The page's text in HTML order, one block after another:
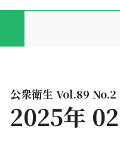
公衆衛生 Vol.89 No.2
2025年